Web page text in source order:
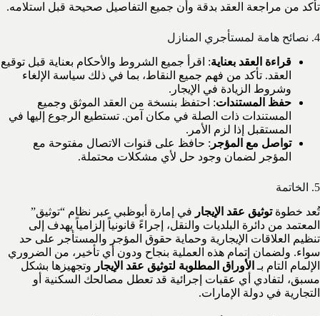
تأكد من مراجعة العقد بدقة وأن جميع التفاصيل صحيحة قبل استلامه.
4. نصائح هامة لمستأجري المنازل
قراءة العقد بعناية: اقرأ جميع الشروط والأحكام بعناية قبل توقيع
العقد. تأكد من فهم جميع النقاط، بما في ذلك سياسة الإلغاء
وشروط الزيادة في الإيجار.
حفظ المستندات: احتفظ بنسخة من العقد الموثق وجميع
المستندات ذات الصلة في مكان آمن. تستطيع الرجوع إليها في
المستقبل إذا لزم الأمر.
تواصل مع المؤجر : حافظ على قنوات الاتصال مفتوحة مع
المؤجر لضمان وجود حل لأي مشكلات محتملة.
5. الخاتمة
تُعد خطوةتوثيق عقد الإيجار في إمارة أبوظبي عبر نظام “توثيق”
المعتمد من دائرة البلديات والنقل، إجراءً قانونياً إلزامياً يهدف إلى
تنظيم العلاقات الإيجارية وحماية حقوق المؤجر والمستأجر على حد
سواء. ولضمان إتمام هذه العملية بنجاح ودون أي تأخير، من الضروري
الإلمام التام بـ الأوراق المطلوبة لتوثيق عقد الإيجار وتجهيزها بشكل
مسبق، لتفادي أي عقبات إجرائية قد تعطل مصالحك السكنية أو
التجارية في دولة الإمارات.